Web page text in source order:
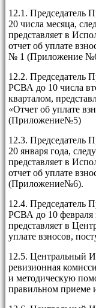
12.1. Председатель
20 числа месяца,
представляет в
отчет об уплате
№ 1 (Приложение
12.2. Председатель
РСВА до 10 числа
кварталом,
«Отчет об уплате
(Приложение№5)
12.3. Председатель
20 января года,
представляет в
отчет об уплате
(Приложение№6).
12.4. Председатель
РСВА до 10 февраля
представляет в
уплате взносов,
12.5. Центральный
ревизионная
и методическую
правильном приеме